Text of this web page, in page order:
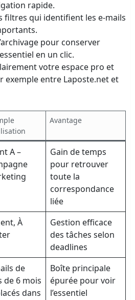
rapide.
filtres qui identifient les e-mails
pour conserver
en un clic.
votre espace pro et
exemple entre Laposte.net et
Avantage
A –
Gain de temps
pour retrouver
toute la
correspondance
liée
À
Gestion efficace
des tâches selon
deadlines
de
de 6 mois
dans
Boîte principale
épurée pour voir
l’essentiel